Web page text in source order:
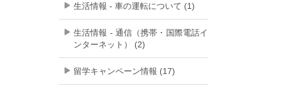
生活情報 - 車の運転について (1)
生活情報 - 通信（携帯・国際電話イ
ンターネット） (2)
留学キャンペーン情報 (17)